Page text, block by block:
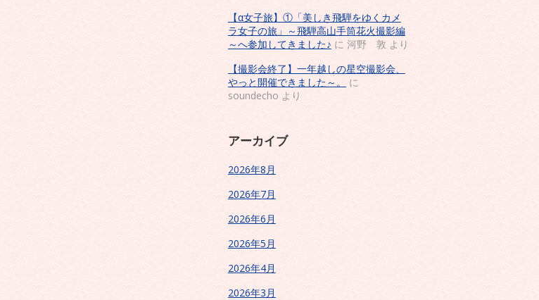
【α女子旅】①「美しき飛騨をゆくカメ
ラ女子の旅」～飛騨高山手筒花火撮影編
～へ参加してきました♪ に 河野 敦 より
【撮影会終了】一年越しの星空撮影会、
やっと開催できました～。
に
soundecho より
アーカイブ
2026年8月
2026年7月
2026年6月
2026年5月
2026年4月
2026年3月